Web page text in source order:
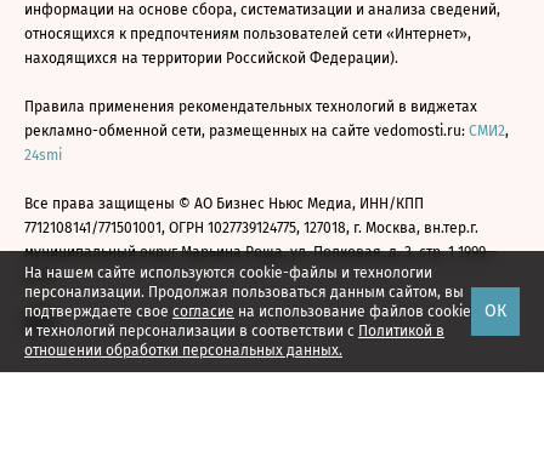
На нашем сайте используются cookie-файлы и технологии
персонализации. Продолжая пользоваться данным сайтом, вы
подтверждаете свое согласие на использование файлов cookie
и технологий персонализации в соответствии с Политикой в
отношении обработки персональных данных.
ОК
информации на основе сбора, систематизации и анализа сведений,
относящихся к предпочтениям пользователей сети «Интернет»,
находящихся на территории Российской Федерации).
Правила применения рекомендательных технологий в виджетах
рекламно-обменной сети, размещенных на сайте vedomosti.ru: СМИ2,
24smi
Все права защищены © АО Бизнес Ньюс Медиа, ИНН/КПП
7712108141/771501001, ОГРН 1027739124775, 127018, г. Москва, вн.тер.г.
муниципальный округ Марьина Роща, ул. Полковая, д. 3, стр. 1 1999—
2026